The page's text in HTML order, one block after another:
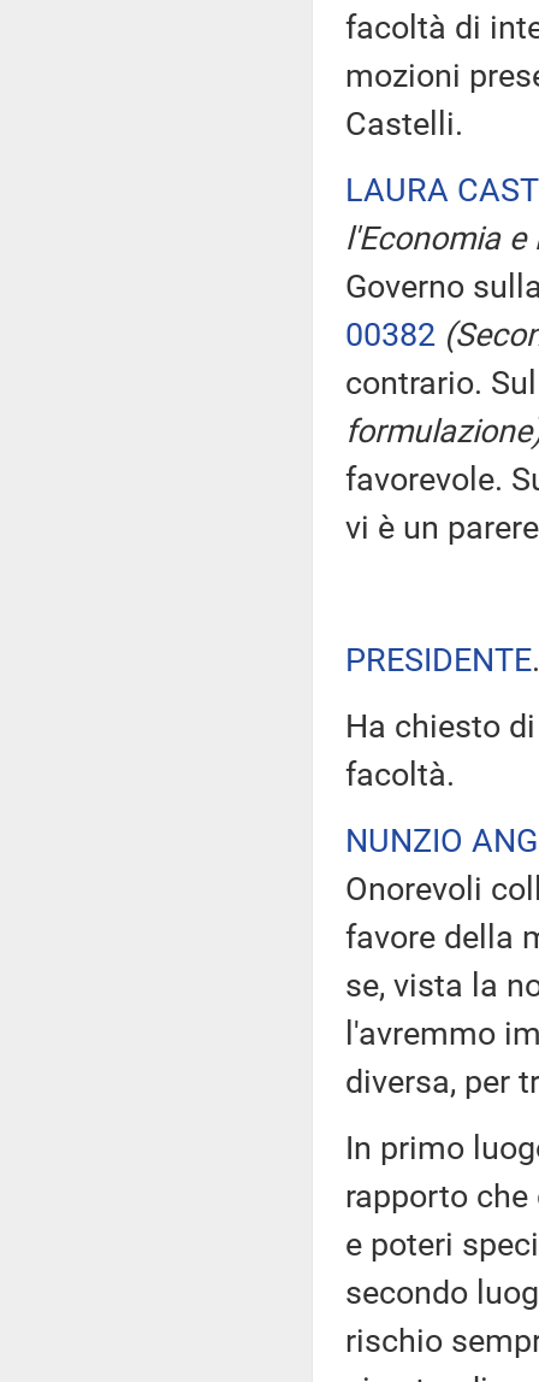
facoltà di
mozioni
Castelli.
LAURA
l'Economia e
Governo
00382
contrario.
favorevole.
vi è un
PRESIDENTE
Ha chiesto
facoltà.
NUNZIO
Onorevoli
favore della
se, vista la
l'avremmo
diversa, per
In primo
rapporto
e poteri
secondo
rischio